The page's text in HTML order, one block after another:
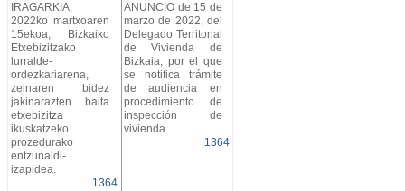
IRAGARKIA,
2022ko martxoaren
15ekoa, Bizkaiko
Etxebizitzako
lurralde-
ordezkariarena,
zeinaren bidez
jakinarazten baita
etxebizitza
ikuskatzeko
prozedurako
entzunaldi-
izapidea.
1364
ANUNCIO de 15 de
marzo de 2022, del
Delegado Territorial
de Vivienda de
Bizkaia, por el que
se notifica trámite
de audiencia en
procedimiento de
inspección de
vivienda.
1364